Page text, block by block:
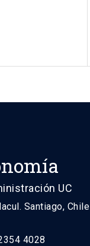
UC
Santiago, Chile
4028